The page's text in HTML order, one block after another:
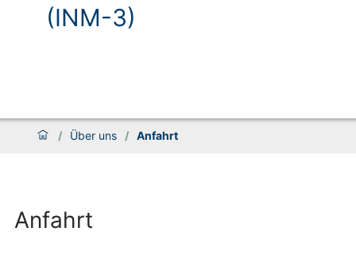
(INM-3)
/ Über uns / Anfahrt
Anfahrt